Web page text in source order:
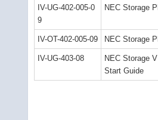
IV-UG-402-005-0
9
NEC Storage
IV-OT-402-005-09 NEC Storage
IV-UG-403-08
NEC Storage
Start Guide